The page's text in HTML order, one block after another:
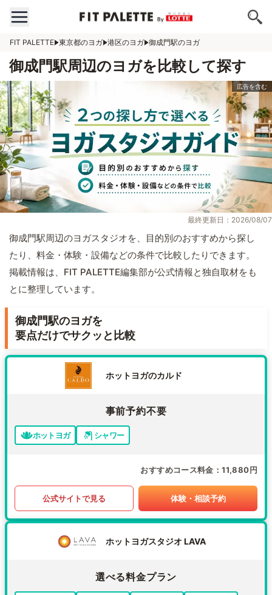
FIT PALETTE 東京都のヨガ 港区のヨガ 御成門駅のヨガ
御成門駅周辺のヨガを比較して探す
最終更新日：2026/08/07
御成門駅周辺のヨガスタジオを、目的別のおすすめから探し
たり、料金・体験・設備などの条件で比較したりできます。
掲載情報は、FIT PALETTE編集部が公式情報と独自取材をも
とに整理しています。
御成門駅のヨガを
要点だけでサクッと比較
ホットヨガのカルド
事前予約不要
ホットヨガ シャワー
おすすめコース料金 11,880円
公式サイトで見る 体験・相談予約
ホットヨガスタジオ LAVA
選べる料金プラン